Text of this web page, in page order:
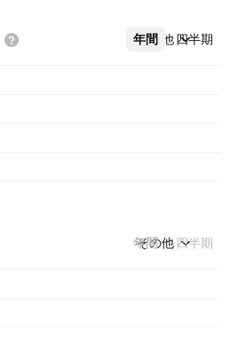
年間 四半期
その他
年間 四半期
その他